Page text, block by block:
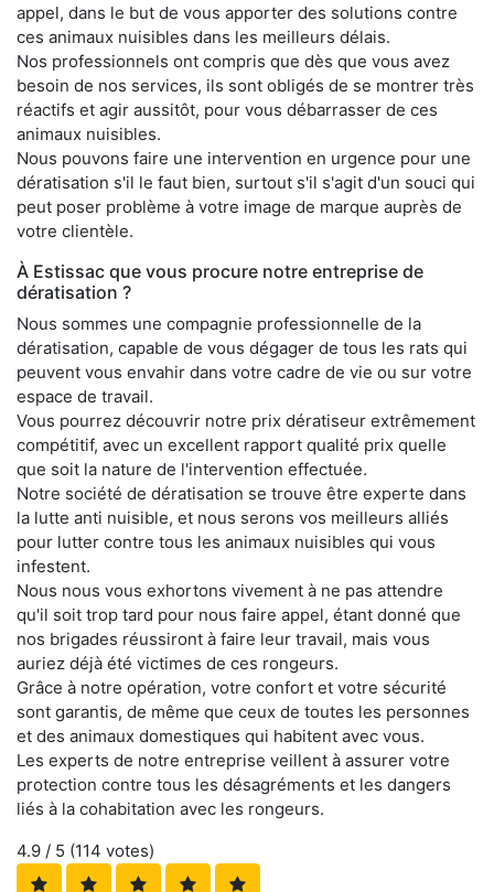
appel, dans le but de vous apporter des solutions contre
ces animaux nuisibles dans les meilleurs délais.
Nos professionnels ont compris que dès que vous avez
besoin de nos services, ils sont obligés de se montrer très
réactifs et agir aussitôt, pour vous débarrasser de ces
animaux nuisibles.
Nous pouvons faire une intervention en urgence pour une
dératisation s'il le faut bien, surtout s'il s'agit d'un souci qui
peut poser problème à votre image de marque auprès de
votre clientèle.
À Estissac que vous procure notre entreprise de
dératisation ?
Nous sommes une compagnie professionnelle de la
dératisation, capable de vous dégager de tous les rats qui
peuvent vous envahir dans votre cadre de vie ou sur votre
espace de travail.
Vous pourrez découvrir notre prix dératiseur extrêmement
compétitif, avec un excellent rapport qualité prix quelle
que soit la nature de l'intervention effectuée.
Notre société de dératisation se trouve être experte dans
la lutte anti nuisible, et nous serons vos meilleurs alliés
pour lutter contre tous les animaux nuisibles qui vous
infestent.
Nous nous vous exhortons vivement à ne pas attendre
qu'il soit trop tard pour nous faire appel, étant donné que
nos brigades réussiront à faire leur travail, mais vous
auriez déjà été victimes de ces rongeurs.
Grâce à notre opération, votre confort et votre sécurité
sont garantis, de même que ceux de toutes les personnes
et des animaux domestiques qui habitent avec vous.
Les experts de notre entreprise veillent à assurer votre
protection contre tous les désagréments et les dangers
liés à la cohabitation avec les rongeurs.
4.9 / 5 (114 votes)